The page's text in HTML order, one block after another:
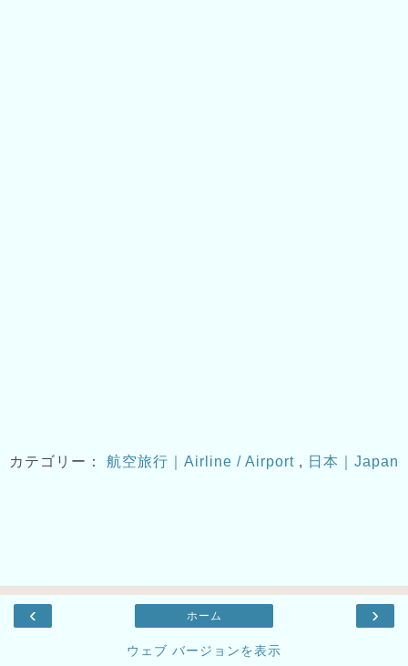
カテゴリー： 航空旅行｜Airline / Airport , 日本｜Japan
‹ ›
ホーム
ウェブ バージョンを表示